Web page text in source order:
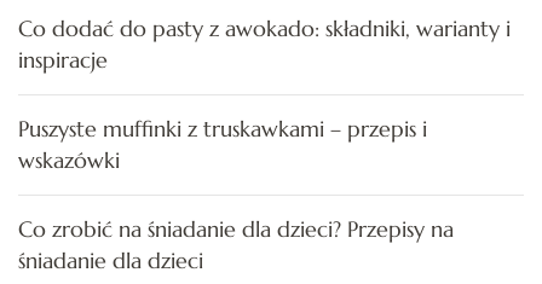
Co dodać do pasty z awokado: składniki, warianty i
inspiracje
Puszyste muffinki z truskawkami – przepis i
wskazówki
Co zrobić na śniadanie dla dzieci? Przepisy na
śniadanie dla dzieci